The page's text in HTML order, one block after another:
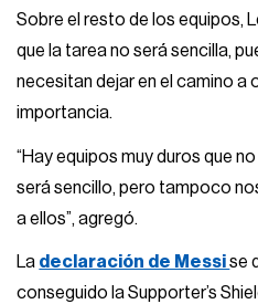
Sobre el resto de los equipos,
que la tarea no será sencilla,
necesitan dejar en el camino a
importancia.
“Hay equipos muy duros que
será sencillo, pero tampoco
a ellos”, agregó.
La declaración de Messise
conseguido la Supporter’s